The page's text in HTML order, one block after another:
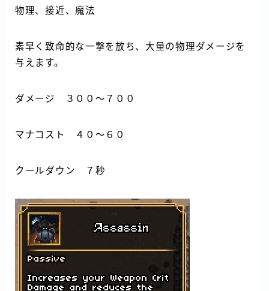
物理、接近、魔法
素早く致命的な一撃を放ち、大量の物理ダメージを
与えます。
ダメージ ３００～７００
マナコスト ４０～６０
クールダウン ７秒